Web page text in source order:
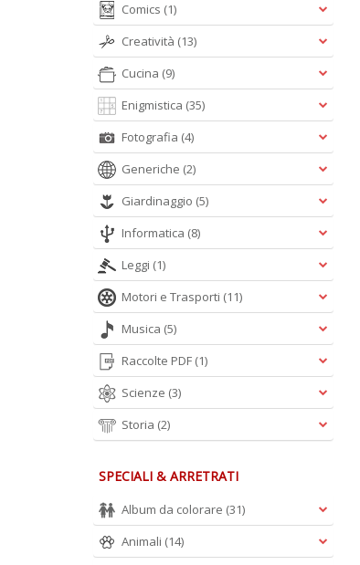
Il Tuo Smartphone
Digitale
2.90 €
10 App Che Ti Fanno
Risparmiare Tempo E
Soldi
5.90 €
Digitale
2.90 €
Comics (1)
Creatività (13)
Cucina (9)
Enigmistica (35)
Fotografia (4)
Generiche (2)
Giardinaggio (5)
Informatica (8)
Leggi (1)
Motori e Trasporti (11)
Musica (5)
Raccolte PDF (1)
Scienze (3)
Storia (2)
SPECIALI & ARRETRATI
Album da colorare (31)
Animali (14)